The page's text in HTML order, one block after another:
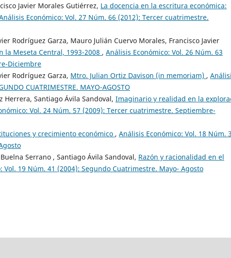
Javier Morales Gutiérrez, La docencia en la escritura económica:
Económico: Vol. 27 Núm. 66 (2012): Tercer cuatrimestre.
Rodríguez Garza, Mauro Julián Cuervo Morales, Francisco Javier
la Meseta Central, 1993-2008 , Análisis Económico: Vol. 26 Núm. 63
Diciembre
Rodríguez Garza, Mtro. Julian Ortiz Davison (in memoriam) ,
CUATRIMESTRE. MAYO-AGOSTO
Herrera, Santiago Ávila Sandoval, Imaginario y realidad en la
Vol. 24 Núm. 57 (2009): Tercer cuatrimestre. Septiembre-
y crecimiento económico , Análisis Económico: Vol. 18 Núm.
Serrano , Santiago Ávila Sandoval, Razón y racionalidad en el
Vol. 19 Núm. 41 (2004): Segundo Cuatrimestre. Mayo- Agosto